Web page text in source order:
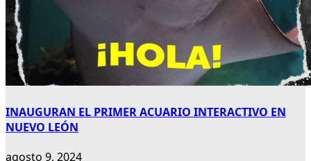
INAUGURAN EL PRIMER ACUARIO INTERACTIVO EN
NUEVO LEÓN
agosto 9, 2024